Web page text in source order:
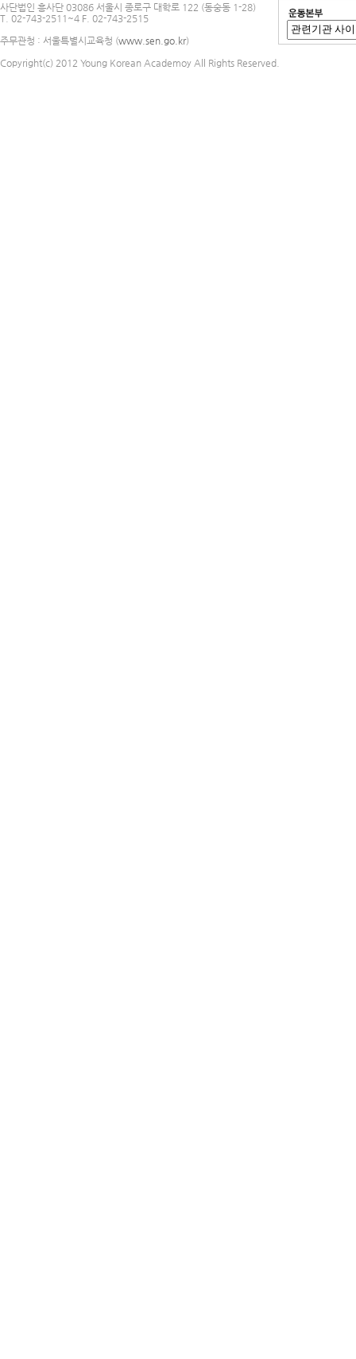
사단법인 흥사단 03086 서울시 종로구 대학로 122 (동숭동 1-28)
T. 02-743-2511~4 F. 02-743-2515
주무관청 : 서울특별시교육청 (www.sen.go.kr)
Copyright(c) 2012 Young Korean Academoy All Rights Reserved.